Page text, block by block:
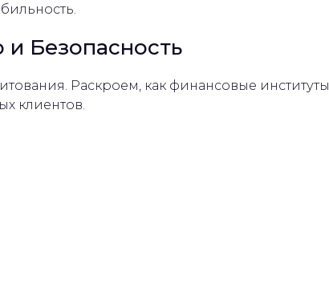
Безопасность
Раскроем, как финансовые институты
клиентов.